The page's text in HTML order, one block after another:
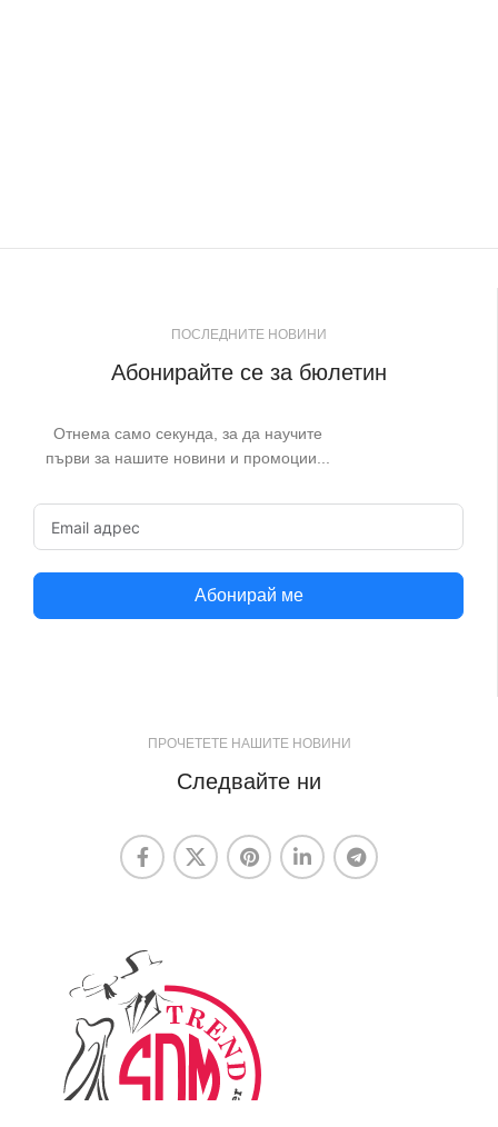
ПОСЛЕДНИТЕ НОВИНИ
Абонирайте се за бюлетин
Отнема само секунда, за да научите
първи за нашите новини и промоции...
Абонирай ме
ПРОЧЕТЕТЕ НАШИТЕ НОВИНИ
Следвайте ни